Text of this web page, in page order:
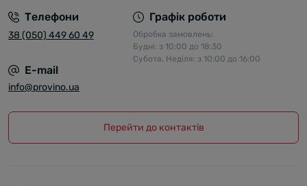
Телефони
38 (050) 449 60 49
Графік роботи
Обробка замовлень:
Будні: з 10:00 до 18:30
Субота, Неділя: з 10:00 до 16:00
E-mail
info@provino.ua
Перейти до контактів